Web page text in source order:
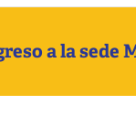
a la sede